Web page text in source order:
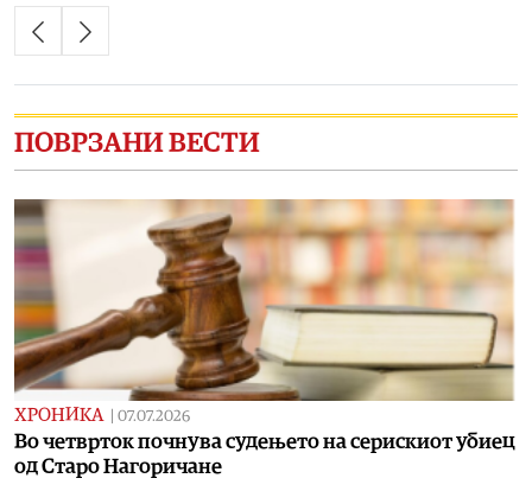
ПОВРЗАНИ ВЕСТИ
ХРОНИКА 07.07.2026
Во четврток почнува судењето на серискиот убиец
од Старо Нагоричане